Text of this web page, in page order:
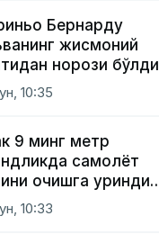
Бернарду
жисмоний
норози бўлди
10:35
9 минг метр
самолёт
очишга уринди
10:33